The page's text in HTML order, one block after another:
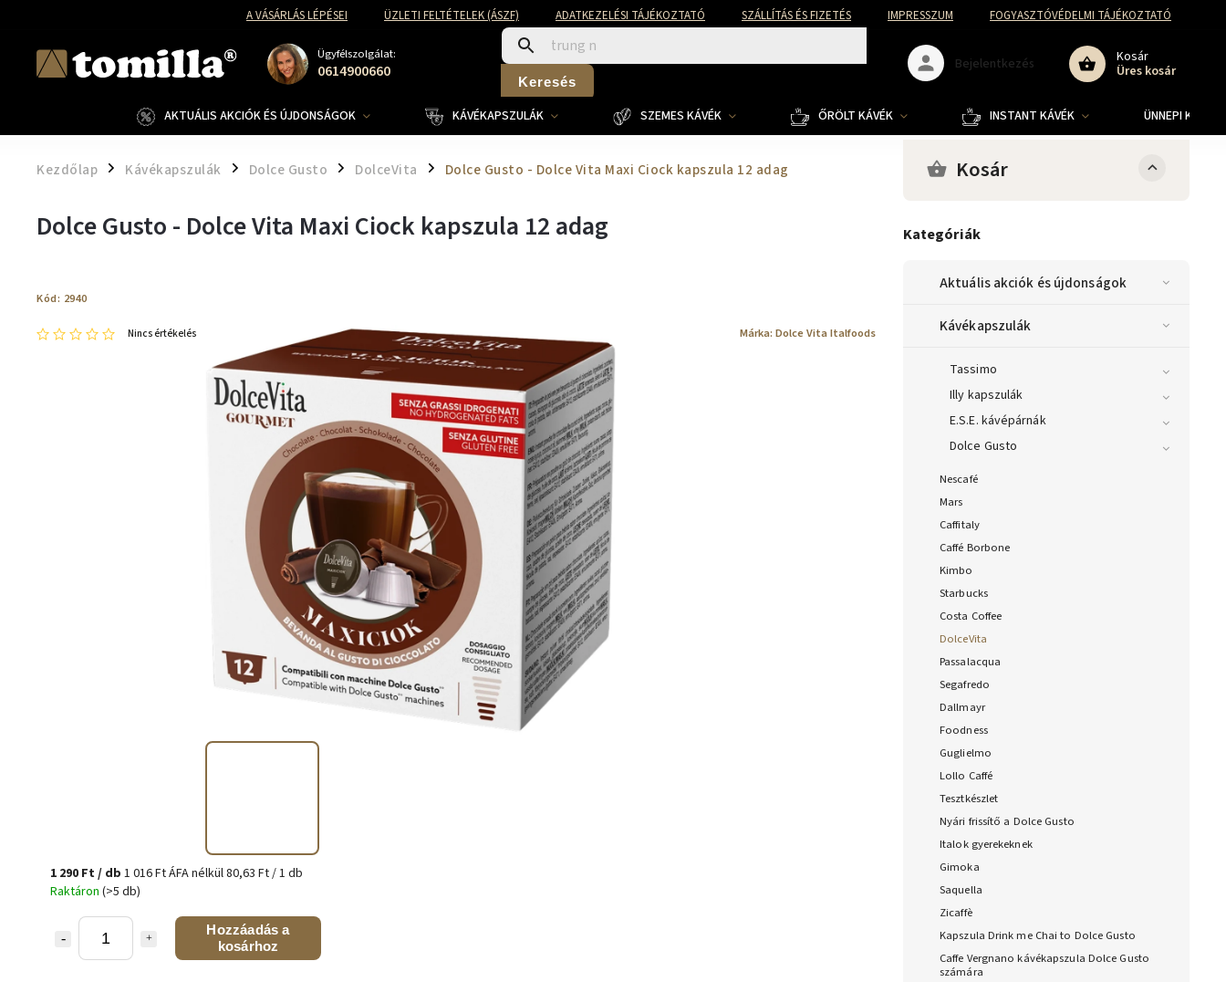
A VÁSÁRLÁS LÉPÉSEI ÜZLETI FELTÉTELEK (ÁSZF) ADATKEZELÉSI TÁJÉKOZTATÓ SZÁLLÍTÁS ÉS FIZETÉS IMPRESSZUM FOGYASZTÓVÉDELMI TÁJÉKOZTATÓ
Ügyfélszolgálat:
0614900660 Keresés
Kosár
Üres kosár
Bejelentkezés
AKTUÁLIS AKCIÓK ÉS ÚJDONSÁGOK KÁVÉKAPSZULÁK SZEMES KÁVÉK ŐRÖLT KÁVÉK INSTANT KÁVÉK ÜNNEPI
Kezdőlap / Kávékapszulák / Dolce Gusto / DolceVita / Dolce Gusto - Dolce Vita Maxi Ciock kapszula 12 adag Kosár
Kategóriák
Aktuális akciók és újdonságok
Kávékapszulák
Tassimo
Illy kapszulák
E.S.E. kávépárnák
Dolce Gusto
Nescafé
Mars
Caffitaly
Caffé Borbone
Kimbo
Starbucks
Costa Coffee
DolceVita
Passalacqua
Segafredo
Dallmayr
Foodness
Guglielmo
Lollo Caffé
Tesztkészlet
Nyári frissítő a Dolce Gusto
Italok gyerekeknek
Gimoka
Saquella
Zicaffè
Kapszula Drink me Chai to Dolce Gusto
Caffe Vergnano kávékapszula Dolce Gusto
számára
Dolce Gusto - Dolce Vita Maxi Ciock kapszula 12 adag
Kód: 2940
Nincs értékelés Márka: Dolce Vita Italfoods
1 290 Ft/ db 1 016 Ft ÁFA nélkül80,63 Ft / 1 db
Raktáron (>5 db)
Hozzáadás a
kosárhoz